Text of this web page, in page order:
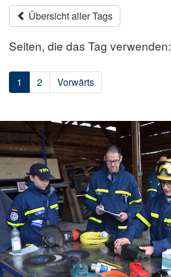
Übersicht aller Tags
Seiten, die das Tag verwenden:
1 2 Vorwärts